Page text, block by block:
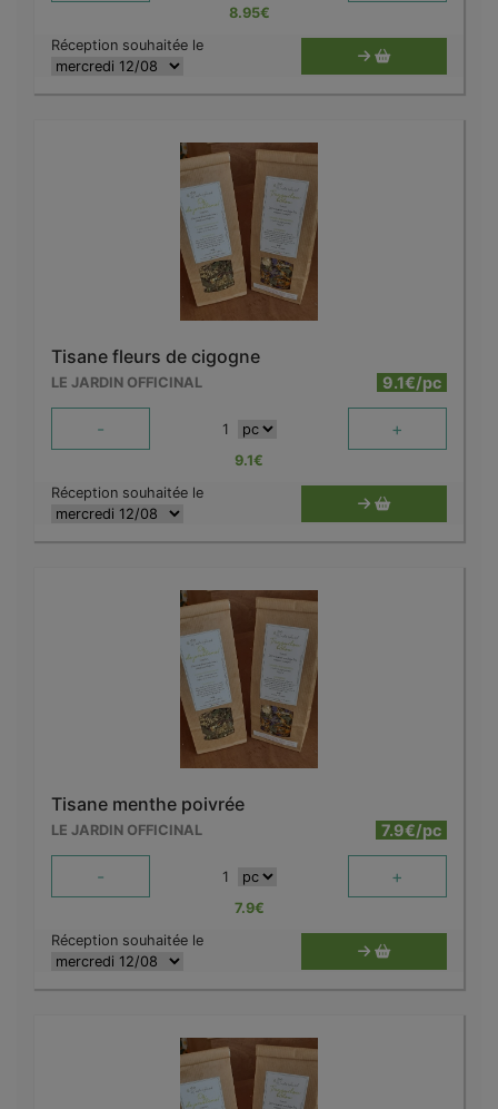
8.95€
Réception souhaitée le
Tisane fleurs de cigogne
LE JARDIN OFFICINAL 9.1€/pc
- 1 +
9.1€
Réception souhaitée le
Tisane menthe poivrée
LE JARDIN OFFICINAL 7.9€/pc
- 1 +
7.9€
Réception souhaitée le